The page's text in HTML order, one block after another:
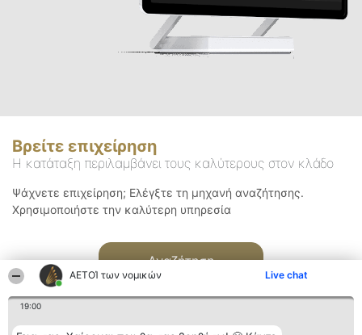
ΑΕΤΟΊ των νομικών Live chat
19:00
Βρείτε επιχείρηση
Η κατάταξη περιλαμβάνει τους καλύτερους στον κλάδο
Ψάχνετε επιχείρηση; Ελέγξτε τη μηχανή αναζήτησης.
Χρησιμοποιήστε την καλύτερη υπηρεσία
Αναζήτηση